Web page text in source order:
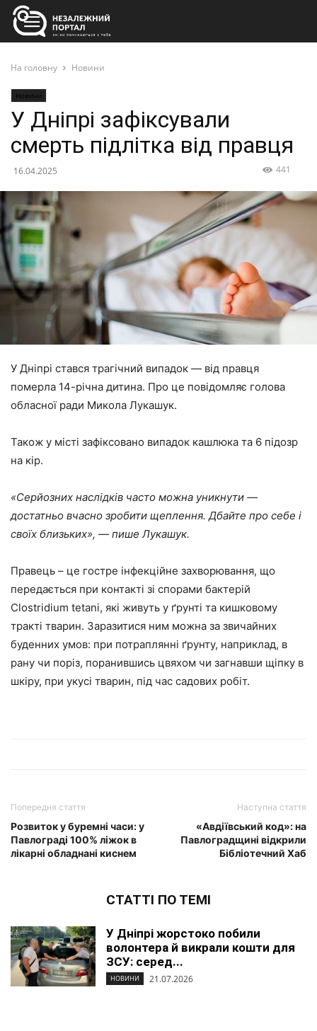
На головну Новини
Новини
У Дніпрі зафіксували
смерть підлітка від правця
16.04.2025 441
У Дніпрі стався трагічний випадок ― від правця
померла 14-річна дитина. Про це повідомляє голова
обласної ради Микола Лукашук.
Також у місті зафіксовано випадок кашлюка та 6 підозр
на кір.
«Серйозних наслідків часто можна уникнути —
достатньо вчасно зробити щеплення. Дбайте про себе і
своїх близьких», ― пише Лукашук.
Правець – це гостре інфекційне захворювання, що
передається при контакті зі спорами бактерій
Clostridium tetani, які живуть у ґрунті та кишковому
тракті тварин. Заразитися ним можна за звичайних
буденних умов: при потраплянні ґрунту, наприклад, в
рану чи поріз, поранившись цвяхом чи загнавши щіпку в
шкіру, при укусі тварин, під час садових робіт.
Попередня стаття
Розвиток у буремні часи: у
Павлограді 100% ліжок в
лікарні обладнані киснем
Наступна стаття
«Авдіївський код»: на
Павлоградщині відкрили
Бібліотечний Хаб
СТАТТІ ПО ТЕМІ
У Дніпрі жорстоко побили
волонтера й викрали кошти для
ЗСУ: серед...
НОВИНИ 21.07.2026